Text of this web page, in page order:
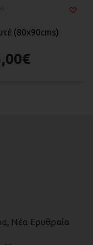
(80x90cms)
€
Νέα Ερυθραία